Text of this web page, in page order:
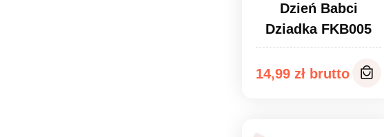
Dzień Babci
Dziadka FKB005
14,99 zł